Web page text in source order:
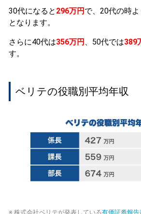
30代になると 296万円 で、20代の時よ
となります。
さらに40代は356万円 、50代では389
す。
ベリテの役職別平均年収
※ 株式会社ベリテが発表している有価証券報告